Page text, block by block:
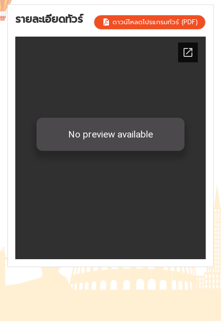
รายละเอียดทัวร์ ดาวน์โหลดโปรแกรมทัวร์ (PDF)